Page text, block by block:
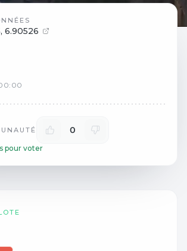
, 6.90526
0
pour voter